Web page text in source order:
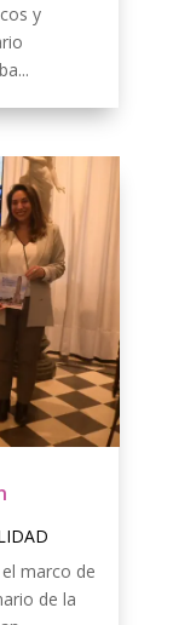
y
marco de
de la